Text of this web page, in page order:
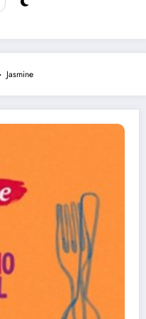
Jasmine